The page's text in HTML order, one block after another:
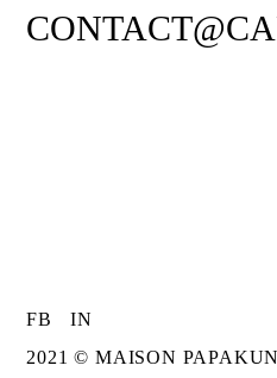
FB
IN
2021 © MAISON